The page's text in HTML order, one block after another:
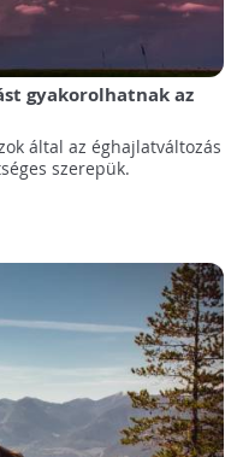
gyakorolhatnak az
által az éghajlatváltozás
szerepük.